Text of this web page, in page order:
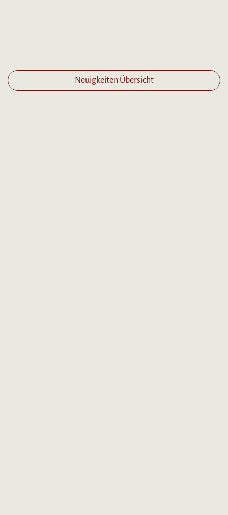
Neuigkeiten Übersicht